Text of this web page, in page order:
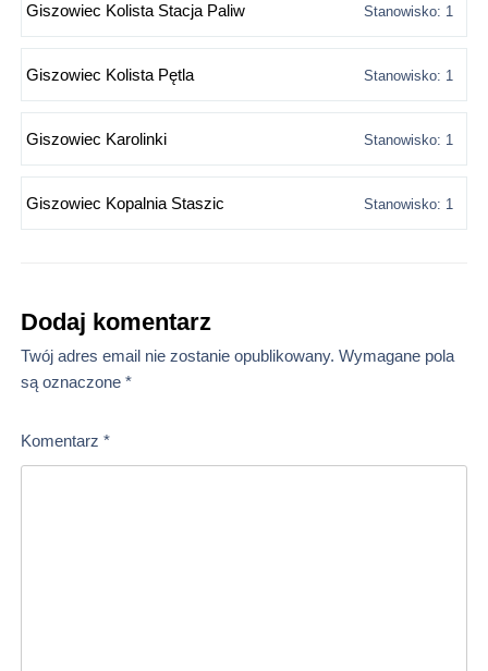
Giszowiec Kolista Stacja Paliw Stanowisko: 1
Giszowiec Kolista Pętla Stanowisko: 1
Giszowiec Karolinki Stanowisko: 1
Giszowiec Kopalnia Staszic Stanowisko: 1
Dodaj komentarz
Twój adres email nie zostanie opublikowany. Wymagane pola
są oznaczone *
Komentarz *